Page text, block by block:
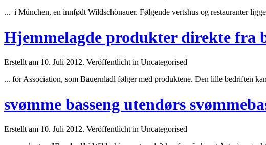
... i München, en innfødt Wildschönauer. Følgende vertshus og restauranter
Hjemmelagde produkter direkte fra
Erstellt am 10. Juli 2012. Veröffentlicht in Uncategorised
... for Association, som Bauernladl følger med produktene. Den lille bedriften
svømme basseng utendørs
Erstellt am 10. Juli 2012. Veröffentlicht in Uncategorised